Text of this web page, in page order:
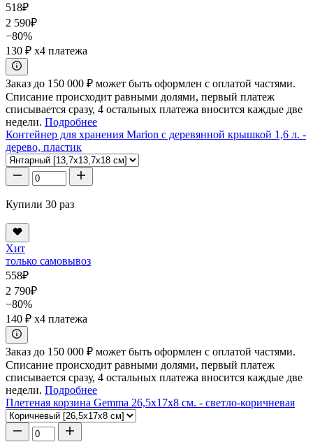
518₽
2 590₽
−80%
130 ₽ x4 платежа
Заказ до 150 000 ₽ может быть оформлен с оплатой частями.
Списание происходит равными долями, первый платеж
списывается сразу, 4 остальных платежа вносится каждые две
недели. Подробнее
Контейнер для хранения Marion с деревянной крышкой 1,6 л. -
дерево, пластик
Купили 30 раз
Хит
только самовывоз
558₽
2 790₽
−80%
140 ₽ x4 платежа
Заказ до 150 000 ₽ может быть оформлен с оплатой частями.
Списание происходит равными долями, первый платеж
списывается сразу, 4 остальных платежа вносится каждые две
недели. Подробнее
Плетеная корзина Gemma 26,5x17x8 см. - светло-коричневая